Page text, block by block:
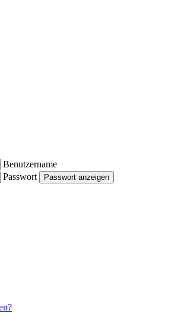
Benutzername
Passwort
Passwort anzeigen